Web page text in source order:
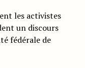
les activistes
un discours
fédérale de